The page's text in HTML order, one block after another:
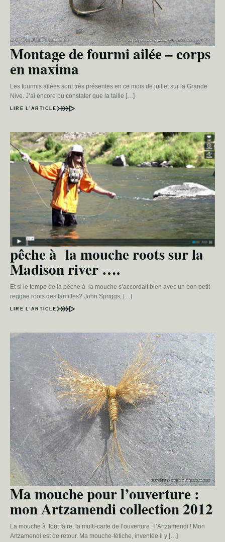
Montage de fourmi ailée – corps
en maxima
Les fourmis ailées sont très présentes en ce mois de juillet sur la Grande
Nive. J’ai encore pu constater que la taille […]
LIRE L’ARTICLE
pêche à la mouche roots sur la
Madison river ….
Et si le tempo de la pêche à la mouche s’accordait bien avec un bon petit
reggae roots des familles? John Spriggs, […]
LIRE L’ARTICLE
Ma mouche pour l’ouverture :
mon Artzamendi collection 2012
La mouche à tout faire, la multi-carte de l’ouverture : l’Artzamendi ! Mon
Artzamendi est de retour. Ma mouche-fétiche, inventée il y […]